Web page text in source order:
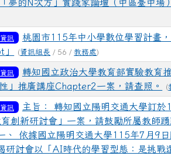
夢的N次方」實踐家論壇（中區臺中場
訊
桃園市115年中小學數位學習計畫
(資訊組長 / 56 /教務處)
訊
轉知國立政治大學教育部實驗教育
」推廣講座Chapter2一案，請查照。
(
訊
主旨： 轉知國立陽明交通大學訂
創新研討會」一案，請鼓勵所屬教師
、 依據國立陽明交通大學115年7月9
研討會以「AI時代的學習型態：是挑戰